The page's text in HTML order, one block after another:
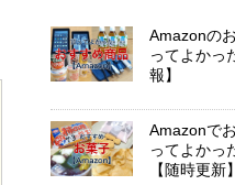
Amazonの
ってよかっ
報】
Amazonで
ってよかっ
【随時更新】